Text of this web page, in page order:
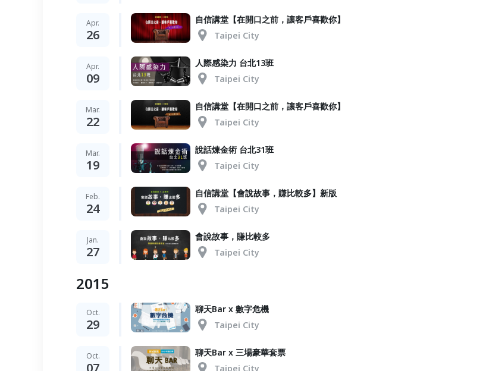
Apr.
26
自信講堂【在開口之前，讓客戶喜歡你】
Taipei City
Apr.
09
人際感染力 台北13班
Taipei City
Mar.
22
自信講堂【在開口之前，讓客戶喜歡你】
Taipei City
Mar.
19
說話煉金術 台北31班
Taipei City
Feb.
24
自信講堂【會說故事，賺比較多】新版
Taipei City
Jan.
27
會說故事，賺比較多
Taipei City
2015
Oct.
29
聊天Bar x 數字危機
Taipei City
Oct.
07
聊天Bar x 三場豪華套票
Taipei City